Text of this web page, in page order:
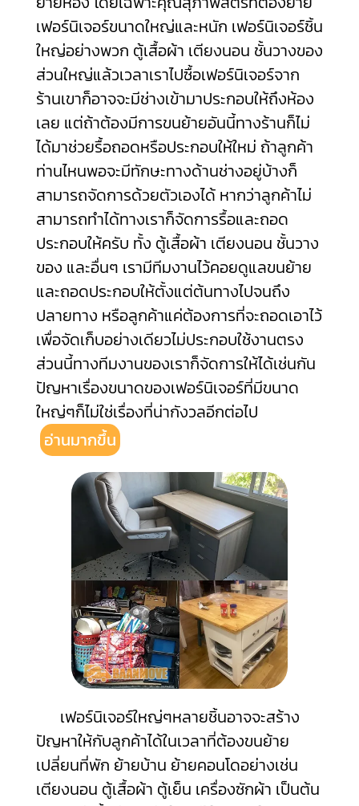
เฟอร์นิเจอร์ขนาดใหญ่และหนัก เฟอร์นิเจอร์ชิ้น
ใหญ่อย่างพวก ตู้เสื้อผ้า เตียงนอน ชั้นวางของ
ส่วนใหญ่แล้วเวลาเราไปซื้อเฟอร์นิเจอร์จาก
ร้านเขาก็อาจจะมีช่างเข้ามาประกอบให้ถึงห้อง
เลย แต่ถ้าต้องมีการขนย้ายอันนี้ทางร้านก็ไม่
ได้มาช่วยรื้อถอดหรือประกอบให้ใหม่ ถ้าลูกค้า
ท่านไหนพอจะมีทักษะทางด้านช่างอยู่บ้างก็
สามารถจัดการด้วยตัวเองได้ หากว่าลูกค้าไม่
สามารถทำได้ทางเราก็จัดการรื้อและถอด
ประกอบให้ครับ ทั้ง ตู้เสื้อผ้า เตียงนอน ชั้นวาง
ของ และอื่นๆ เรามีทีมงานไว้คอยดูแลขนย้าย
และถอดประกอบให้ตั้งแต่ต้นทางไปจนถึง
ปลายทาง หรือลูกค้าแค่ต้องการที่จะถอดเอาไว้
เพื่อจัดเก็บอย่างเดียวไม่ประกอบใช้งานตรง
ส่วนนี้ทางทีมงานของเราก็จัดการให้ได้เช่นกัน
ปัญหาเรื่องขนาดของเฟอร์นิเจอร์ที่มีขนาด
ใหญ่ๆก็ไม่ใช่เรื่องที่น่ากังวลอีกต่อไป
อ่านมากขึ้น
เฟอร์นิเจอร์ใหญ่ๆหลายชิ้นอาจจะสร้าง
ปัญหาให้กับลูกค้าได้ในเวลาที่ต้องขนย้าย
เปลี่ยนที่พัก ย้ายบ้าน ย้ายคอนโดอย่างเช่น
เตียงนอน ตู้เสื้อผ้า ตู้เย็น เครื่องซักผ้า เป็นต้น